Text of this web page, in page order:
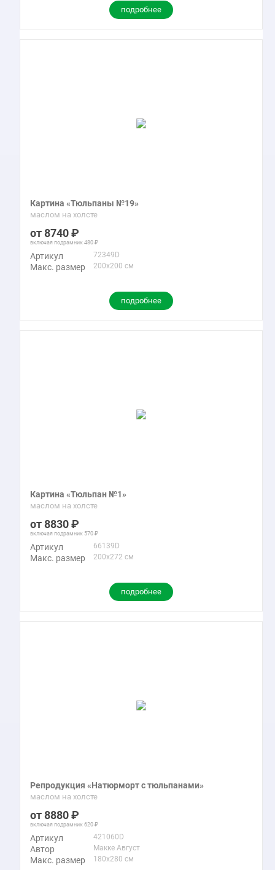
подробнее
Картина «Тюльпаны №19»
маслом на холсте
8740
включая подрамник 480
Артикул 72349D
Макс. размер 200x200 см
подробнее
Картина «Тюльпан №1»
маслом на холсте
8830
включая подрамник 570
Артикул 66139D
Макс. размер 200x272 см
подробнее
Репродукция «Натюрморт с тюльпанами»
маслом на холсте
8880
включая подрамник 620
Артикул 421060D
Автор Макке Август
Макс. размер 180x280 см